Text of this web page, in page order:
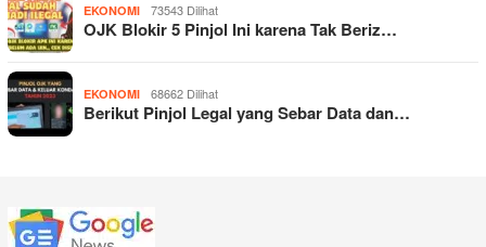
EKONOMI 73543 Dilihat
OJK Blokir 5 Pinjol Ini karena Tak Beriz…
EKONOMI 68662 Dilihat
Berikut Pinjol Legal yang Sebar Data dan…